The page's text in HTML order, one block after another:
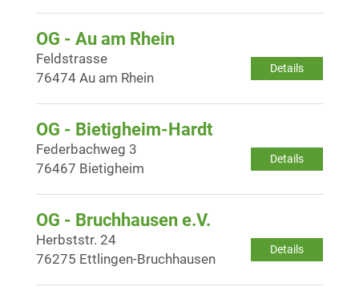
OG - Au am Rhein
Details
Feldstrasse
76474 Au am Rhein
OG - Bietigheim-Hardt
Details
Federbachweg 3
76467 Bietigheim
OG - Bruchhausen e.V.
Details
Herbststr. 24
76275 Ettlingen-Bruchhausen